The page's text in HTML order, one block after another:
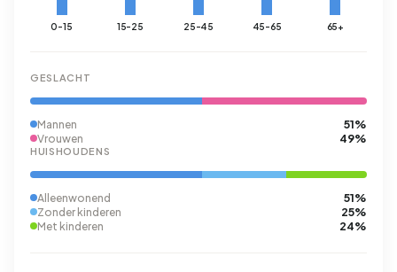
0-15 15-25 25-45 45-65 65+
GESLACHT
Mannen 51%
Vrouwen 49%
HUISHOUDENS
Alleenwonend 51%
Zonder kinderen 25%
Met kinderen 24%